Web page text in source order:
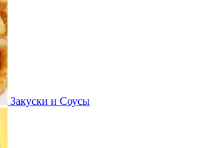
Закуски и Соусы